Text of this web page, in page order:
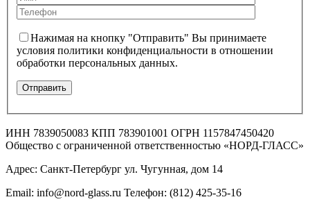
Нажимая на кнопку "Отправить" Вы принимаете
условия политики конфиденциальности в отношении
обработки персональных данных.
ИНН 7839050083 КПП 783901001 ОГРН 1157847450420
Общество с ограниченной ответственностью «НОРД-ГЛАСС»
Адрес: Санкт-Петербург ул. Чугунная, дом 14
Email: info@nord-glass.ru Телефон: (812) 425-35-16